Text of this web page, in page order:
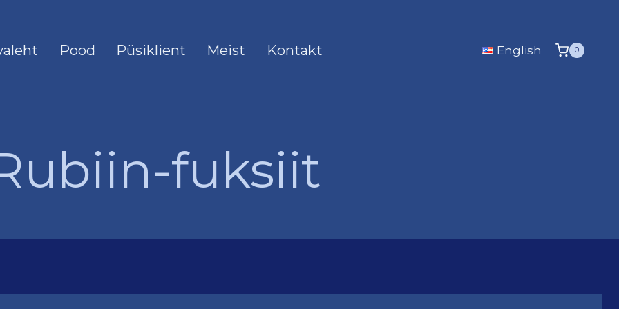
Pood Püsiklient Meist Kontakt English 0
fuksiit